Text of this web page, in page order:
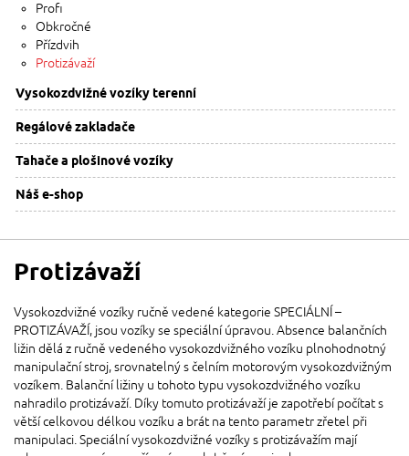
Profi
Obkročné
Přízdvih
Protizávaží
Vysokozdvižné vozíky terenní
Regálové zakladače
Tahače a plošinové vozíky
Náš e-shop
Protizávaží
Vysokozdvižné vozíky ručně vedené kategorie SPECIÁLNÍ –
PROTIZÁVAŽÍ, jsou vozíky se speciální úpravou. Absence balančních
ližin dělá z ručně vedeného vysokozdvižného vozíku plnohodnotný
manipulační stroj, srovnatelný s čelním motorovým vysokozdvižným
vozíkem. Balanční ližiny u tohoto typu vysokozdvižného vozíku
nahradilo protizávaží. Díky tomuto protizávaží je zapotřebí počítat s
větší celkovou délkou vozíku a brát na tento parametr zřetel při
manipulaci. Speciální vysokozdvižné vozíky s protizávažím mají